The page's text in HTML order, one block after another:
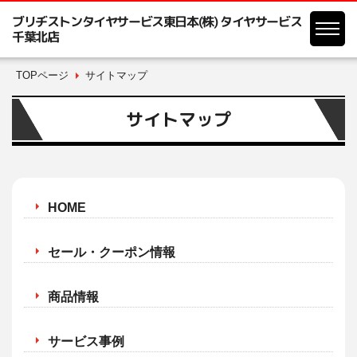
ブリヂストンタイヤサービス東日本(株) タイヤサービス
千葉北店
TOPページ サイトマップ
サイトマップ
HOME
セール・クーポン情報
商品情報
サービス事例